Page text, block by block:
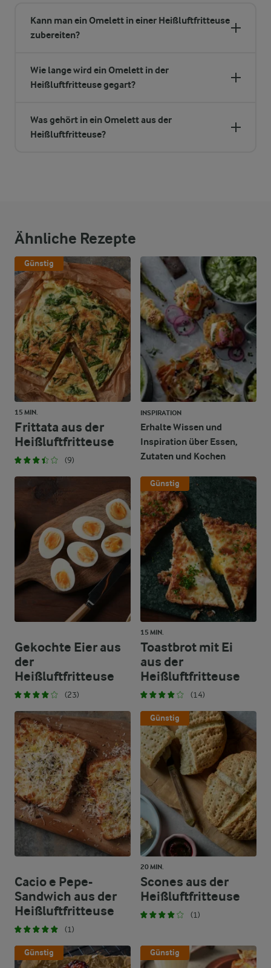
Kann man ein Omelett in einer Heißluftfritteuse
zubereiten?
Wie lange wird ein Omelett in der
Heißluftfritteuse gegart?
Was gehört in ein Omelett aus der
Heißluftfritteuse?
Ähnliche Rezepte
Günstig
15 MIN.
Frittata aus der
Heißluftfritteuse
(9)
INSPIRATION
Erhalte Wissen und
Inspiration über Essen,
Zutaten und Kochen
Gekochte Eier aus
der
Heißluftfritteuse
(23)
Günstig
15 MIN.
Toastbrot mit Ei
aus der
Heißluftfritteuse
(14)
Cacio e Pepe-
Sandwich aus der
Heißluftfritteuse
(1)
Günstig
20 MIN.
Scones aus der
Heißluftfritteuse
(1)
Günstig Günstig